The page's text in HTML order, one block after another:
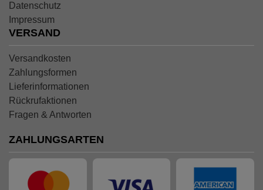
Datenschutz
Impressum
VERSAND
Versandkosten
Zahlungsformen
Lieferinformationen
Rückrufaktionen
Fragen & Antworten
ZAHLUNGSARTEN